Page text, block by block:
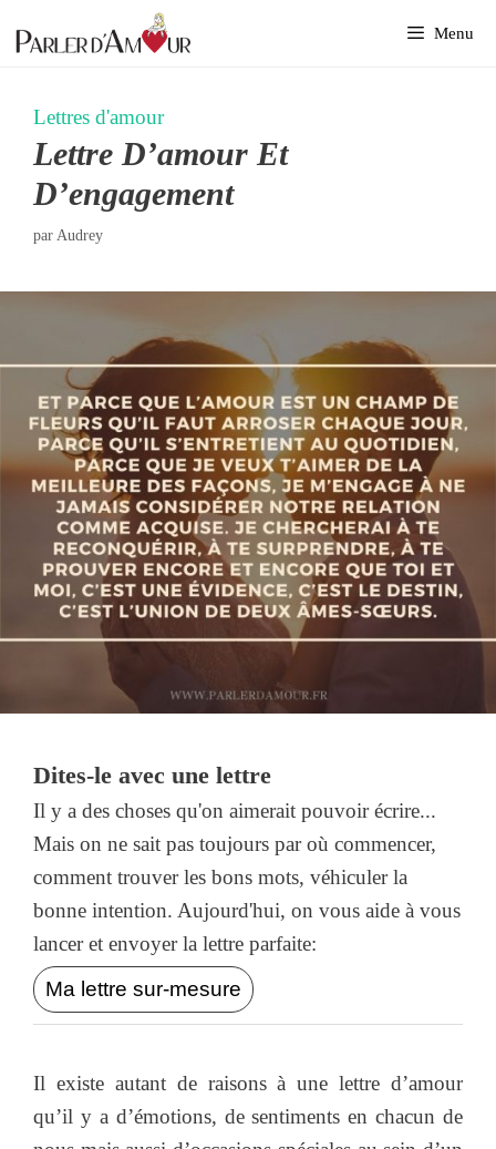
au
Menu
Lettres d'amour
Lettre D’amour Et
D’engagement
par Audrey
Dites-le avec une lettre
Il y a des choses qu'on aimerait pouvoir écrire...
Mais on ne sait pas toujours par où commencer,
comment trouver les bons mots, véhiculer la
bonne intention. Aujourd'hui, on vous aide à vous
lancer et envoyer la lettre parfaite:
Ma lettre sur-mesure
Il existe autant de raisons à une lettre d’amour
qu’il y a d’émotions, de sentiments en chacun de